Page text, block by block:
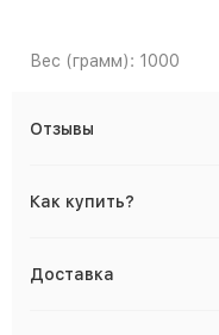
Вес (грамм): 1000
Отзывы
Как купить?
Доставка